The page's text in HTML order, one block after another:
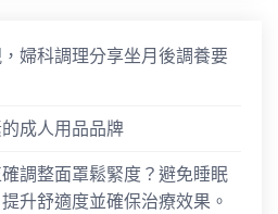
婦科調理分享坐月後調養要
成人用品品牌
調整面罩鬆緊度？避免睡眠
升舒適度並確保治療效果。